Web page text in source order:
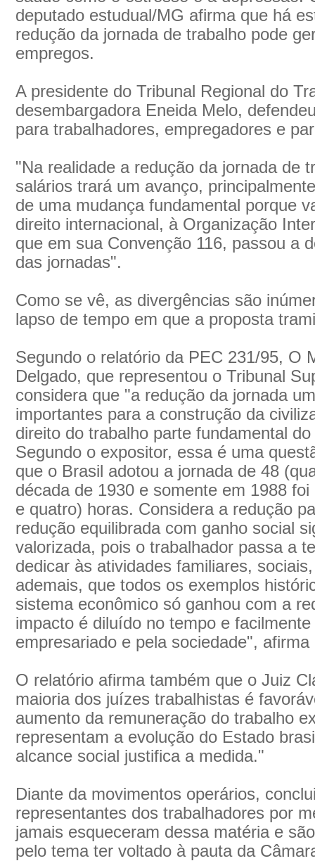
deputado estudual/MG afirma que há
redução da jornada de trabalho pode
empregos.
A presidente do Tribunal Regional do
desembargadora Eneida Melo,
para trabalhadores, empregadores e
"Na realidade a redução da jornada de
salários trará um avanço,
de uma mudança fundamental porque
direito internacional, à Organização
que em sua Convenção 116, passou a
das jornadas".
Como se vê, as divergências são
lapso de tempo em que a proposta
Segundo o relatório da PEC 231/95, O
Delgado, que representou o Tribunal
considera que "a redução da jornada
importantes para a construção da
direito do trabalho parte fundamental
Segundo o expositor, essa é uma
que o Brasil adotou a jornada de 48
década de 1930 e somente em 1988
e quatro) horas. Considera a redução
redução equilibrada com ganho social
valorizada, pois o trabalhador passa a
dedicar às atividades familiares,
ademais, que todos os exemplos
sistema econômico só ganhou com a
impacto é diluído no tempo e
empresariado e pela sociedade", afirma
O relatório afirma também que o Juiz
maioria dos juízes trabalhistas é
aumento da remuneração do trabalho
representam a evolução do Estado
alcance social justifica a medida."
Diante da movimentos operários,
representantes dos trabalhadores por
jamais esqueceram dessa matéria e
pelo tema ter voltado à pauta da